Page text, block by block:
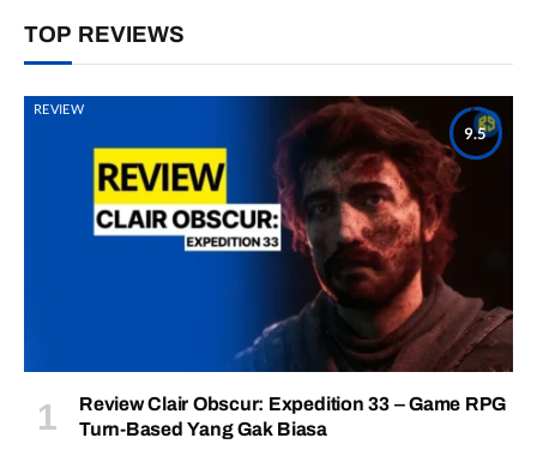
TOP REVIEWS
9.5
REVIEW
Review Clair Obscur: Expedition 33 – Game RPG
Turn-Based Yang Gak Biasa